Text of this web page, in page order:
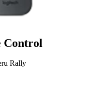
Control
Rally